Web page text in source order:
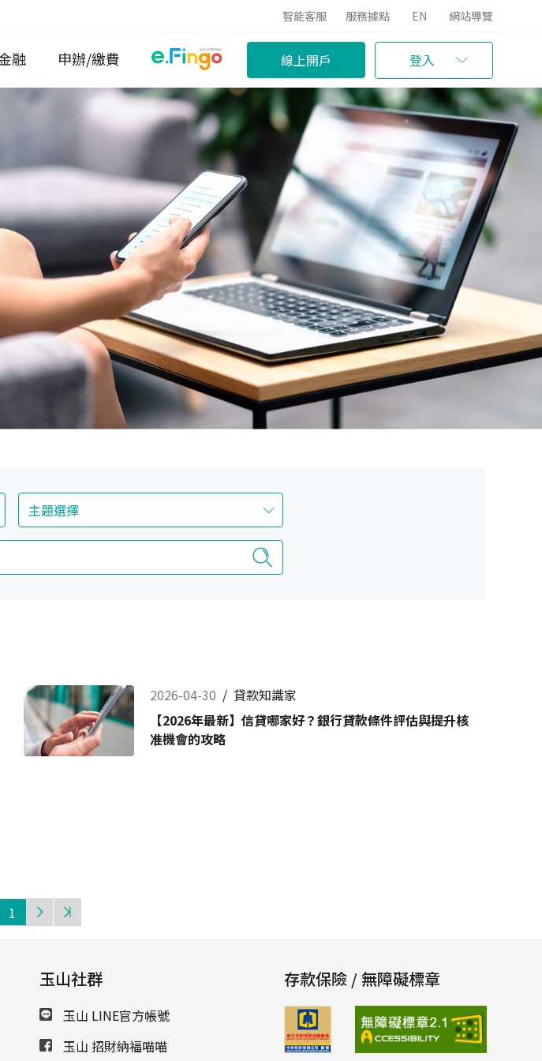
智能客服 服務據點 EN 網站導覽
融 申辦/繳費 線上開戶 登入
2026-04-30 / 貸款知識家
【2026年最新】信貸哪家好？銀行貸款條件評估與提升核
准機會的攻略
1
玉山社群
玉山 LINE官方帳號
玉山 招財納福喵喵
存款保險 / 無障礙標章